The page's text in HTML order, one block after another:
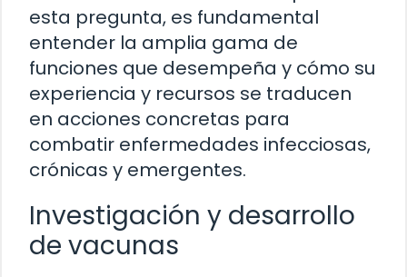
esta pregunta, es fundamental
entender la amplia gama de
funciones que desempeña y cómo su
experiencia y recursos se traducen
en acciones concretas para
combatir enfermedades infecciosas,
crónicas y emergentes.
Investigación y desarrollo
de vacunas